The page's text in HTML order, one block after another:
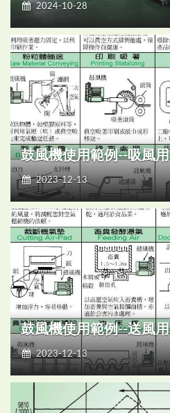
2024-10-28
鼓風機使用範例--吸風用
2023-12-13
鼓風機使用範例--送風用
2023-12-13